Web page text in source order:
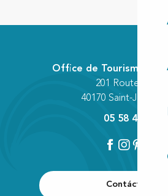
Contáctenos
Office de Tourisme
201 Route des
40170 Saint-Julien-
05 58 42 89 80